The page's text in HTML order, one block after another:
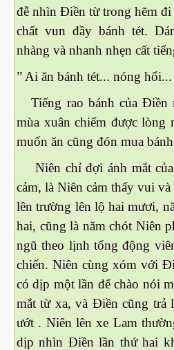
đễ nhìn Điền từ trong hẽm
chất vun đầy bánh tét.
nhàng và nhanh nhẹn cất
” Ai ăn bánh tét... nóng hổi...
Tiếng rao bánh của Điền
mùa xuân chiếm được lòng
muốn ăn cũng đón mua
Niên chỉ đợi ánh mắt
cảm, là Niên cảm thấy vui
lên trường lên lộ hai mươi,
hai, cũng là năm chót Niên
ngũ theo lịnh tổng động
chiến. Niên cùng xóm với
có dịp một lần để chào nói
mắt từ xa, và Điền cũng trả
ướt . Niên lên xe Lam
dịp nhìn Điền lần thứ hai
5
6
bộ.
9
10
11
12
13